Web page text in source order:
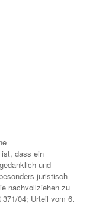
ist, dass ein
und
juristisch
nachvollziehen zu
04; Urteil vom 6.